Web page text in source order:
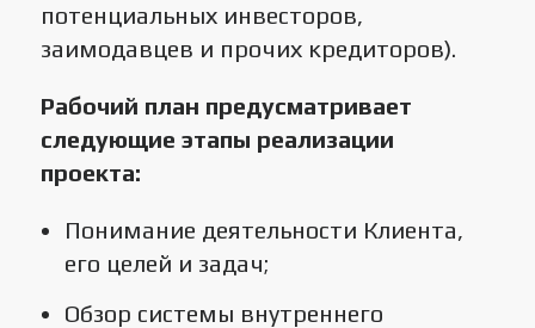
потенциальных инвесторов,
заимодавцев и прочих кредиторов).
Рабочий план предусматривает
следующие этапы реализации
проекта:
Понимание деятельности Клиента,
его целей и задач;
Обзор системы внутреннего